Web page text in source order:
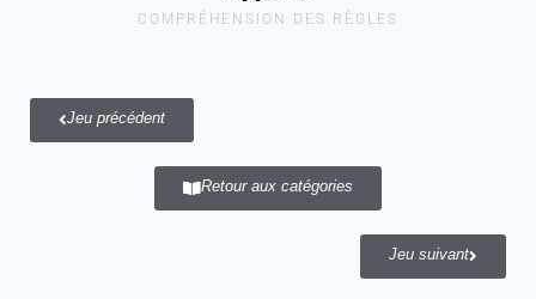
COMPRÉHENSION DES RÈGLES
Jeu précédent
Retour aux catégories
Jeu suivant